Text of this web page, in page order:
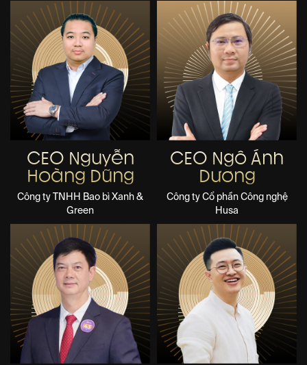
CEO Nguyễn
Hoàng Dũng
Công ty TNHH Bao bì Xanh &
Green
CEO Ngô Ánh
Dương
Công ty Cổ phần Công nghệ
Husa